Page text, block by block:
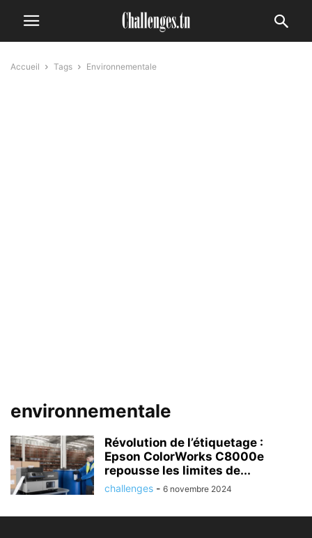
Accueil Tags Environnementale
environnementale
Révolution de l’étiquetage :
Epson ColorWorks C8000e
repousse les limites de...
challenges - 6 novembre 2024